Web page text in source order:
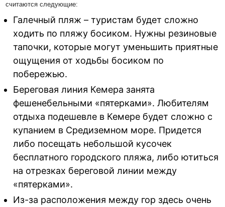
считаются следующие:
Галечный пляж – туристам будет сложно
ходить по пляжу босиком. Нужны резиновые
тапочки, которые могут уменьшить приятные
ощущения от ходьбы босиком по
побережью.
Береговая линия Кемера занята
фешенебельными «пятерками». Любителям
отдыха подешевле в Кемере будет сложно с
купанием в Средиземном море. Придется
либо посещать небольшой кусочек
бесплатного городского пляжа, либо ютиться
на отрезках береговой линии между
«пятерками».
Из-за расположения между гор здесь очень